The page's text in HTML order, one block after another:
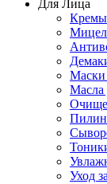
Для Лица
Кремы
Маски
Масла
Уход